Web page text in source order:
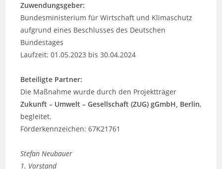
Zuwendungsgeber:
Bundesministerium für Wirtschaft und Klimaschutz
aufgrund eines Beschlusses des Deutschen
Bundestages
Laufzeit: 01.05.2023 bis 30.04.2024
Beteiligte Partner:
Die Maßnahme wurde durch den Projektträger
Zukunft – Umwelt – Gesellschaft (ZUG) gGmbH, Berlin,
begleitet.
Förderkennzeichen: 67K21761
Stefan Neubauer
1. Vorstand